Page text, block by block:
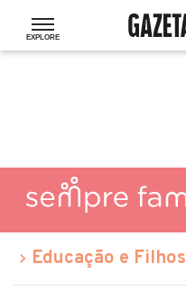
Educação e Filhos